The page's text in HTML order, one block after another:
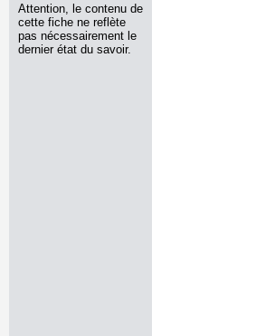
Attention, le contenu de
cette fiche ne reflète
pas nécessairement le
dernier état du savoir.